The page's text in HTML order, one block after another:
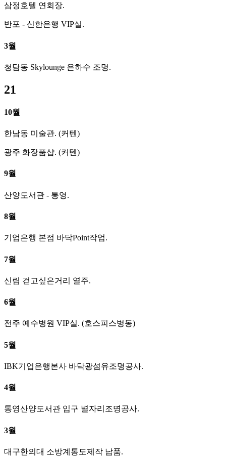
삼정호텔 연회장.
반포 - 신한은행 VIP실.
3월
청담동 Skylounge 은하수 조명.
21
10월
한남동 미술관. (커텐)
광주 화장품샵. (커텐)
9월
산양도서관 - 통영.
8월
기업은행 본점 바닥Point작업.
7월
신림 걷고싶은거리 열주.
6월
전주 예수병원 VIP실. (호스피스병동)
5월
IBK기업은행본사 바닥광섬유조명공사.
4월
통영산양도서관 입구 별자리조명공사.
3월
대구한의대 소방계통도제작 납품.